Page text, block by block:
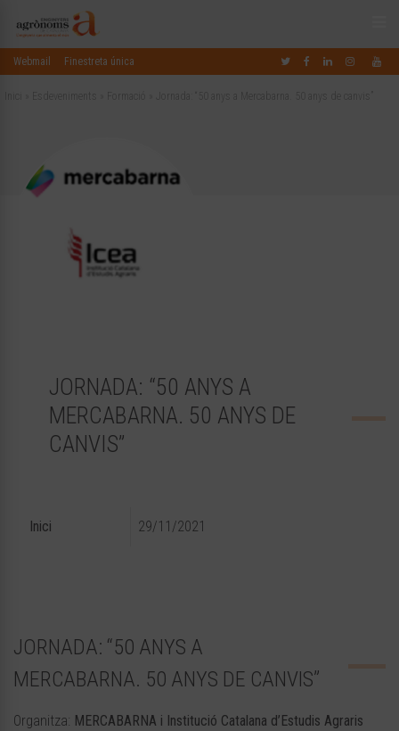
Webmail Finestreta única
JORNADA: “50 ANYS A
MERCABARNA. 50 ANYS DE
CANVIS”
Inici 29/11/2021
JORNADA: “50 ANYS A
MERCABARNA. 50 ANYS DE CANVIS”
Organitza: MERCABARNA i Institució Catalana d’Estudis Agraris